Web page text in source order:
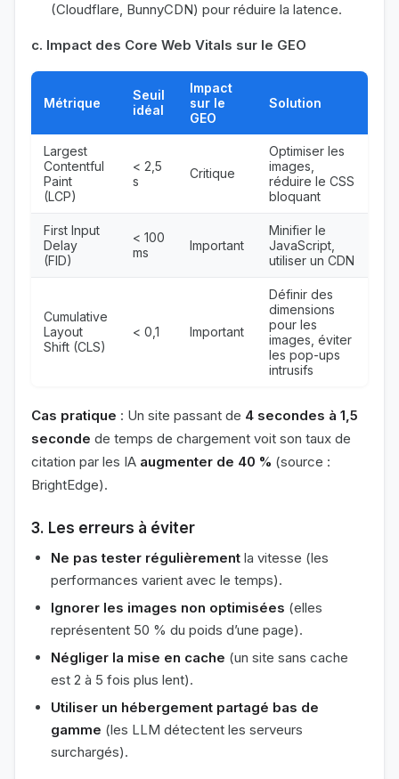
(Cloudflare, BunnyCDN) pour réduire la latence.
c. Impact des Core Web Vitals sur le GEO
Métrique
Seuil
idéal
Impact
sur le
GEO
Solution
Largest
Contentful
Paint
(LCP)
< 2,5
s
Critique
Optimiser les
images,
réduire le CSS
bloquant
First Input
Delay
(FID)
< 100
ms
Important
Minifier le
JavaScript,
utiliser un CDN
Cumulative
Layout
Shift (CLS)
< 0,1 Important
Définir des
dimensions
pour les
images, éviter
les pop-ups
intrusifs
Cas pratique : Un site passant de 4 secondes à 1,5
seconde de temps de chargement voit son taux de
citation par les IA augmenter de 40 % (source :
BrightEdge).
3. Les erreurs à éviter
Ne pas tester régulièrement la vitesse (les
performances varient avec le temps).
Ignorer les images non optimisées (elles
représentent 50 % du poids d’une page).
Négliger la mise en cache (un site sans cache
est 2 à 5 fois plus lent).
Utiliser un hébergement partagé bas de
gamme (les LLM détectent les serveurs
surchargés).